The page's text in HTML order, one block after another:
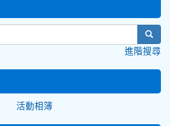
進階搜尋
活動相簿